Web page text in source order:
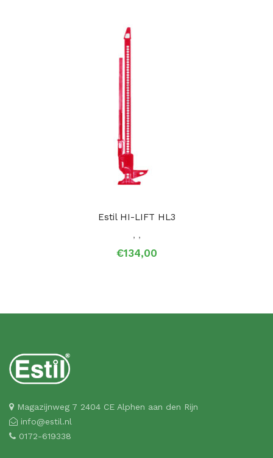
Estil HI-LIFT HL3
, ,
€134,00
Magazijnweg 7 2404 CE Alphen aan den Rijn
info@estil.nl
0172-619338